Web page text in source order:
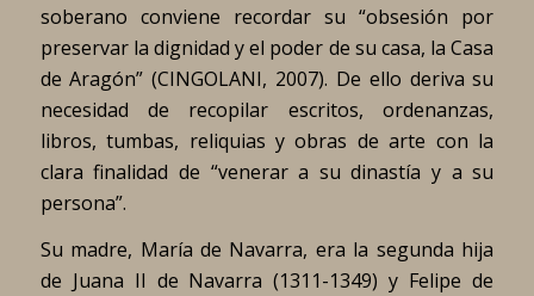
soberano conviene recordar su “obsesión por
preservar la dignidad y el poder de su casa, la Casa
de Aragón” (CINGOLANI, 2007). De ello deriva su
necesidad de recopilar escritos, ordenanzas,
libros, tumbas, reliquias y obras de arte con la
clara finalidad de “venerar a su dinastía y a su
persona”.
Su madre, María de Navarra, era la segunda hija
de Juana II de Navarra (1311-1349) y Felipe de